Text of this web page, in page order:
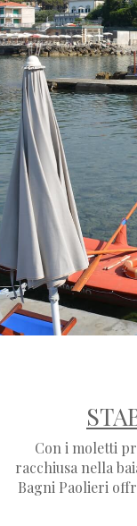
Con i moletti
racchiusa nella
Bagni Paolieri